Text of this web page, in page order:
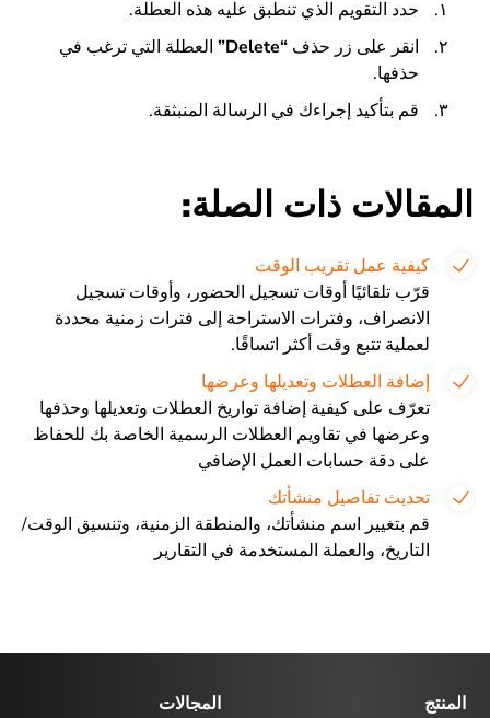
حدد التقويم الذي تنطبق عليه هذه العطلة.
انقر على زر حذف “
Delete
” العطلة التي ترغب في
حذفها.
قم بتأكيد إجراءك في الرسالة المنبثقة.
المقالات ذات الصلة:
كيفية عمل تقريب الوقت
قرّب تلقائيًا أوقات تسجيل الحضور، وأوقات تسجيل
الانصراف، وفترات الاستراحة إلى فترات زمنية محددة
لعملية تتبع وقت أكثر اتساقًا.
إضافة العطلات وتعديلها وعرضها
تعرّف على كيفية إضافة تواريخ العطلات وتعديلها وحذفها
وعرضها في تقاويم العطلات الرسمية الخاصة بك للحفاظ
على دقة حسابات العمل الإضافي
تحديث تفاصيل منشأتك
قم بتغيير اسم منشأتك، والمنطقة الزمنية، وتنسيق الوقت/
التاريخ، والعملة المستخدمة في التقارير
المنتج
المجالات